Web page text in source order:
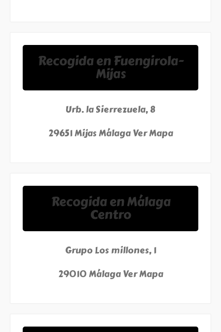
Recogida en Fuengirola-
Mijas
Urb. la Sierrezuela, 8
29651 Mijas MálagaVer Mapa
Recogida en Málaga
Centro
Grupo Los millones, 1
29010 MálagaVer Mapa